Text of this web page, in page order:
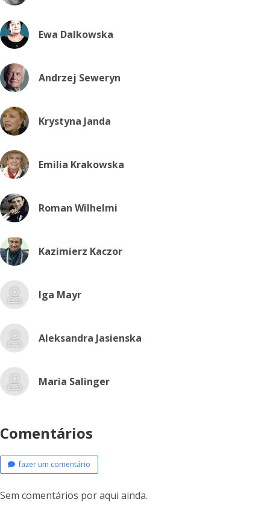
Ewa Dalkowska
Andrzej Seweryn
Krystyna Janda
Emilia Krakowska
Roman Wilhelmi
Kazimierz Kaczor
Iga Mayr
Aleksandra Jasienska
Maria Salinger
Comentários
fazer um comentário
Sem comentários por aqui ainda.